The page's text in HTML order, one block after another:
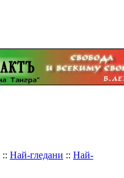
:: Най-гледани :: Най-